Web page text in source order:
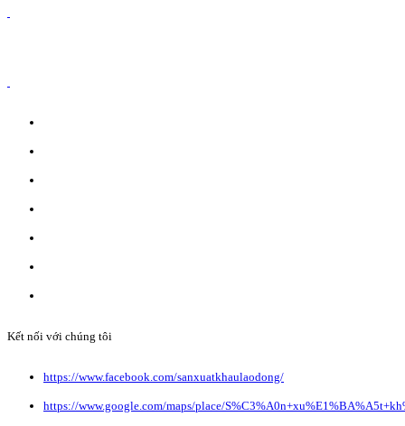
Kết nối với chúng tôi
https://www.facebook.com/sanxuatkhaulaodong/
https://www.google.com/maps/place/